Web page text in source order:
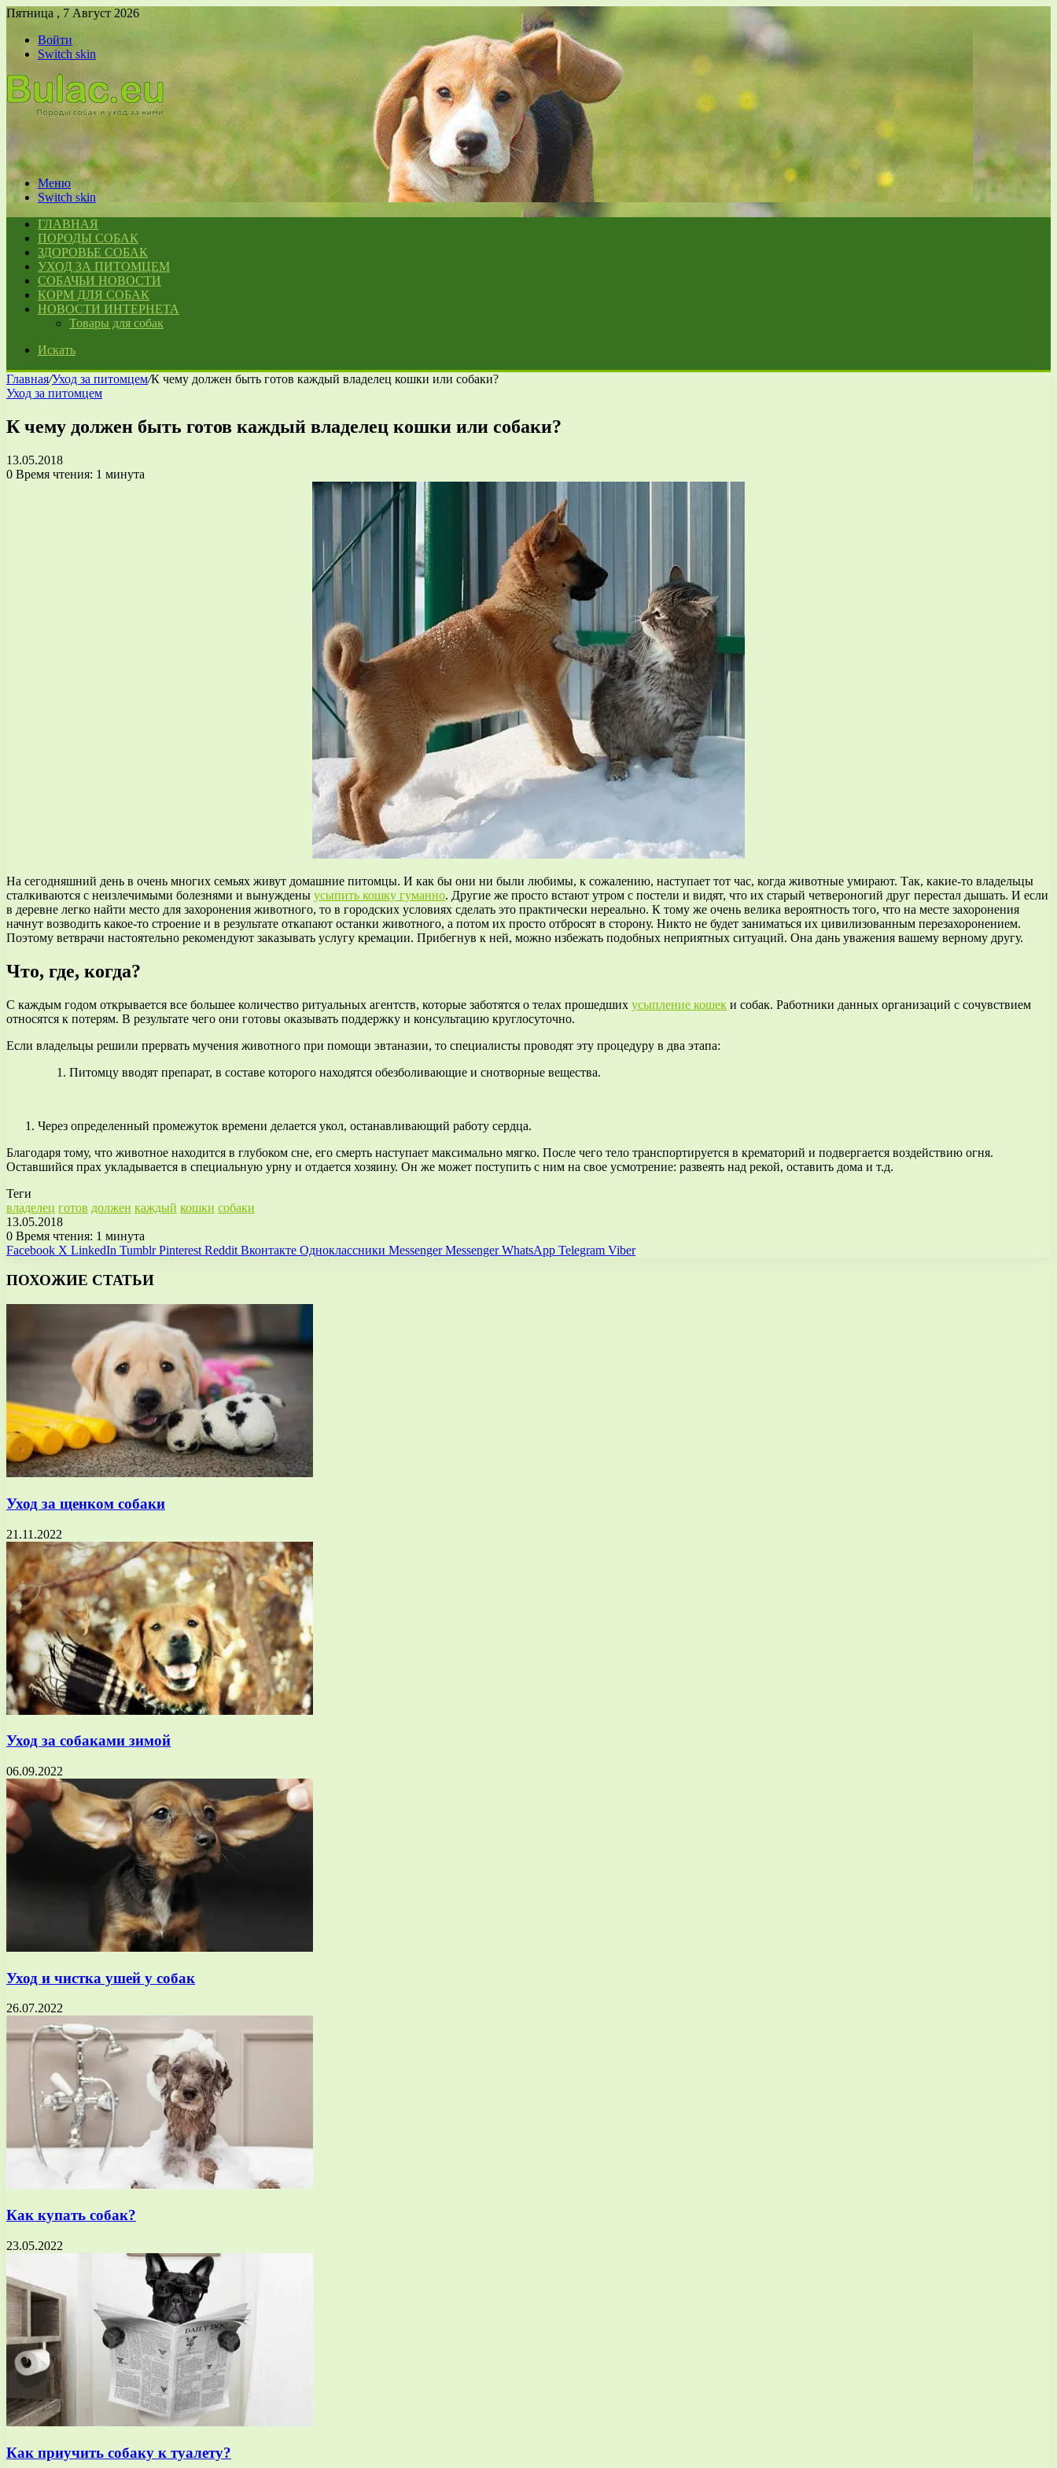
Пятница , 7 Август 2026
Войти
Switch skin
Меню
Switch skin
ГЛАВНАЯ
ПОРОДЫ СОБАК
ЗДОРОВЬЕ СОБАК
УХОД ЗА ПИТОМЦЕМ
СОБАЧЬИ НОВОСТИ
КОРМ ДЛЯ СОБАК
НОВОСТИ ИНТЕРНЕТА
Товары для собак
Искать
Главная/Уход за питомцем/К чему должен быть готов каждый владелец кошки или собаки?
Уход за питомцем
К чему должен быть готов каждый владелец кошки или собаки?
13.05.2018
0 Время чтения: 1 минута
На сегодняшний день в очень многих семьях живут домашние питомцы. И как бы они ни были любимы, к сожалению, наступает тот час, когда животные умирают. Так, какие-то владельцы
сталкиваются с неизлечимыми болезнями и вынуждены усыпить кошку гуманно. Другие же просто встают утром с постели и видят, что их старый четвероногий друг перестал дышать. И если
в деревне легко найти место для захоронения животного, то в городских условиях сделать это практически нереально. К тому же очень велика вероятность того, что на месте захоронения
начнут возводить какое-то строение и в результате откапают останки животного, а потом их просто отбросят в сторону. Никто не будет заниматься их цивилизованным перезахоронением.
Поэтому ветврачи настоятельно рекомендуют заказывать услугу кремации. Прибегнув к ней, можно избежать подобных неприятных ситуаций. Она дань уважения вашему верному другу.
Что, где, когда?
С каждым годом открывается все большее количество ритуальных агентств, которые заботятся о телах прошедших усыпление кошек и собак. Работники данных организаций с сочувствием
относятся к потерям. В результате чего они готовы оказывать поддержку и консультацию круглосуточно.
Если владельцы решили прервать мучения животного при помощи эвтаназии, то специалисты проводят эту процедуру в два этапа:
Питомцу вводят препарат, в составе которого находятся обезболивающие и снотворные вещества.
Через определенный промежуток времени делается укол, останавливающий работу сердца.
Благодаря тому, что животное находится в глубоком сне, его смерть наступает максимально мягко. После чего тело транспортируется в крематорий и подвергается воздействию огня.
Оставшийся прах укладывается в специальную урну и отдается хозяину. Он же может поступить с ним на свое усмотрение: развеять над рекой, оставить дома и т.д.
Теги
владелец готов должен каждый кошки собаки
13.05.2018
0 Время чтения: 1 минута
Facebook X LinkedIn Tumblr Pinterest Reddit Вконтакте Одноклассники Messenger Messenger WhatsApp Telegram Viber
ПОХОЖИЕ СТАТЬИ
Уход за щенком собаки
21.11.2022
Уход за собаками зимой
06.09.2022
Уход и чистка ушей у собак
26.07.2022
Как купать собак?
23.05.2022
Как приучить собаку к туалету?